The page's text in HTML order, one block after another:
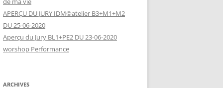
APERÇU DU JURY IDM©atelier B3+M1+M2
DU 25-06-2020
Aperçu du Jury BL1+PE2 DU 23-06-2020
worshop Performance
ARCHIVES